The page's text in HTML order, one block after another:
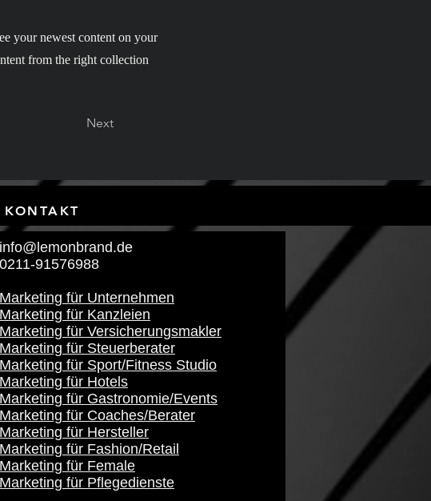
your newest content on your
from the right collection
Next
info@lemonbrand​.de
0211-91576988
Marketing für Unternehmen
Marketing für Kanzleien
Marketing für Versicherungsmakler
Marketing für Steuerberater
Marketing für Sport/Fitness Studio
Marketing für Hotels
Marketing für Gastronomie/Events
Marketing für Coaches/Berater
Marketing für Hersteller
Marketing für Fashion/Retail
Marketing für Female
Marketing für Pflegedienste